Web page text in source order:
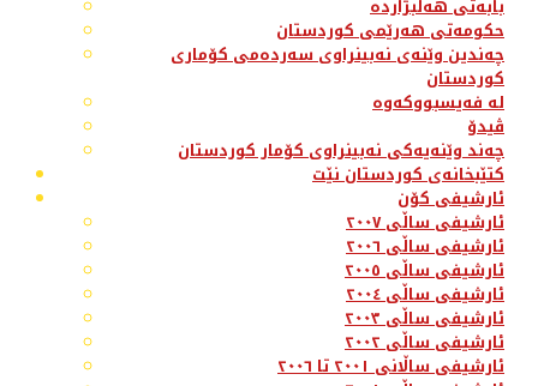
بابەتی هەڵبژاردە
حکومەتی هەرێمی کوردستان
چەندین وێنەی نەبینراوی سەردەمی کۆماری
کوردستان
لە فەیسبووکەوە
ڤیدۆ
چەند وێنەیەکی نەبینراوی کۆمار کوردستان
کتێبخانەی کوردستان نێت
ئارشیفی کۆن
ئارشیفی ساڵی ٢٠٠٧
ئارشیفی ساڵی ٢٠٠٦
ئارشیفی ساڵی ٢٠٠٥
ئارشیفی ساڵی ٢٠٠٤
ئارشیفی ساڵی ٢٠٠٣
ئارشیفی ساڵی ٢٠٠٢
ئارشیفی ساڵانی ٢٠٠١ تا ٢٠٠٦